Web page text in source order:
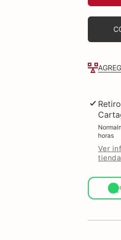
Black
horas
Ver
tienda